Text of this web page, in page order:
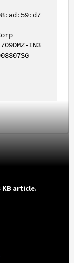
IN3
article.